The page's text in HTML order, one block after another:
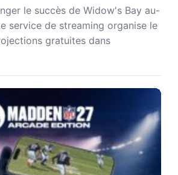
le succès de Widow's Bay au-
service de streaming organise le
gratuites dans